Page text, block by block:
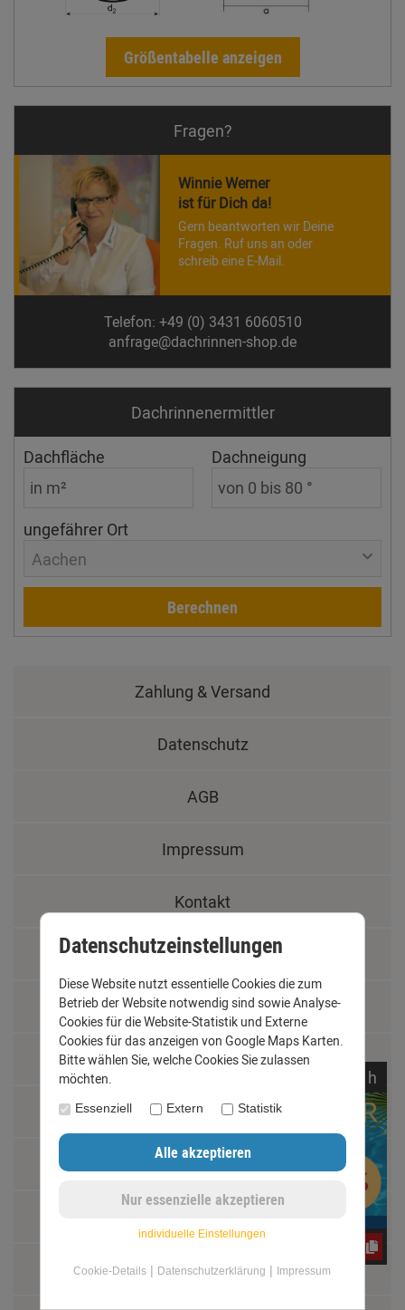
Größentabelle anzeigen
Fragen?
Winnie Werner
ist für Dich da!
Gern beantworten wir Deine
Fragen. Ruf uns an oder
schreib eine E-Mail.
Telefon: +49 (0) 3431 6060510
anfrage@dachrinnen-shop.de
Dachrinnen­ermittler
Dachfläche Dachneigung
ungefährer Ort
Aachen
Berechnen
Zahlung & Versand
Datenschutz
AGB
Impressum
Kontakt
Widerrufsrecht
Schäden und Reklamationen
Vertrag widerrufen
Materialkunde
Fachbegriffe
Montage und Installationshilfen
h
Datenschutzeinstellungen
Diese Website nutzt essentielle Cookies die zum
Betrieb der Website notwendig sind sowie Analyse-
Cookies für die Website-Statistik und Externe
Cookies für das anzeigen von Google Maps Karten.
Bitte wählen Sie, welche Cookies Sie zulassen
möchten.
Essenziell Extern Statistik
individuelle Einstellungen
Cookie-Details | Datenschutzerklärung | Impressum